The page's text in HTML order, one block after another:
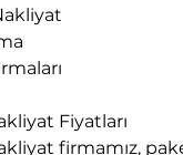
Fiyatları
firmamız,